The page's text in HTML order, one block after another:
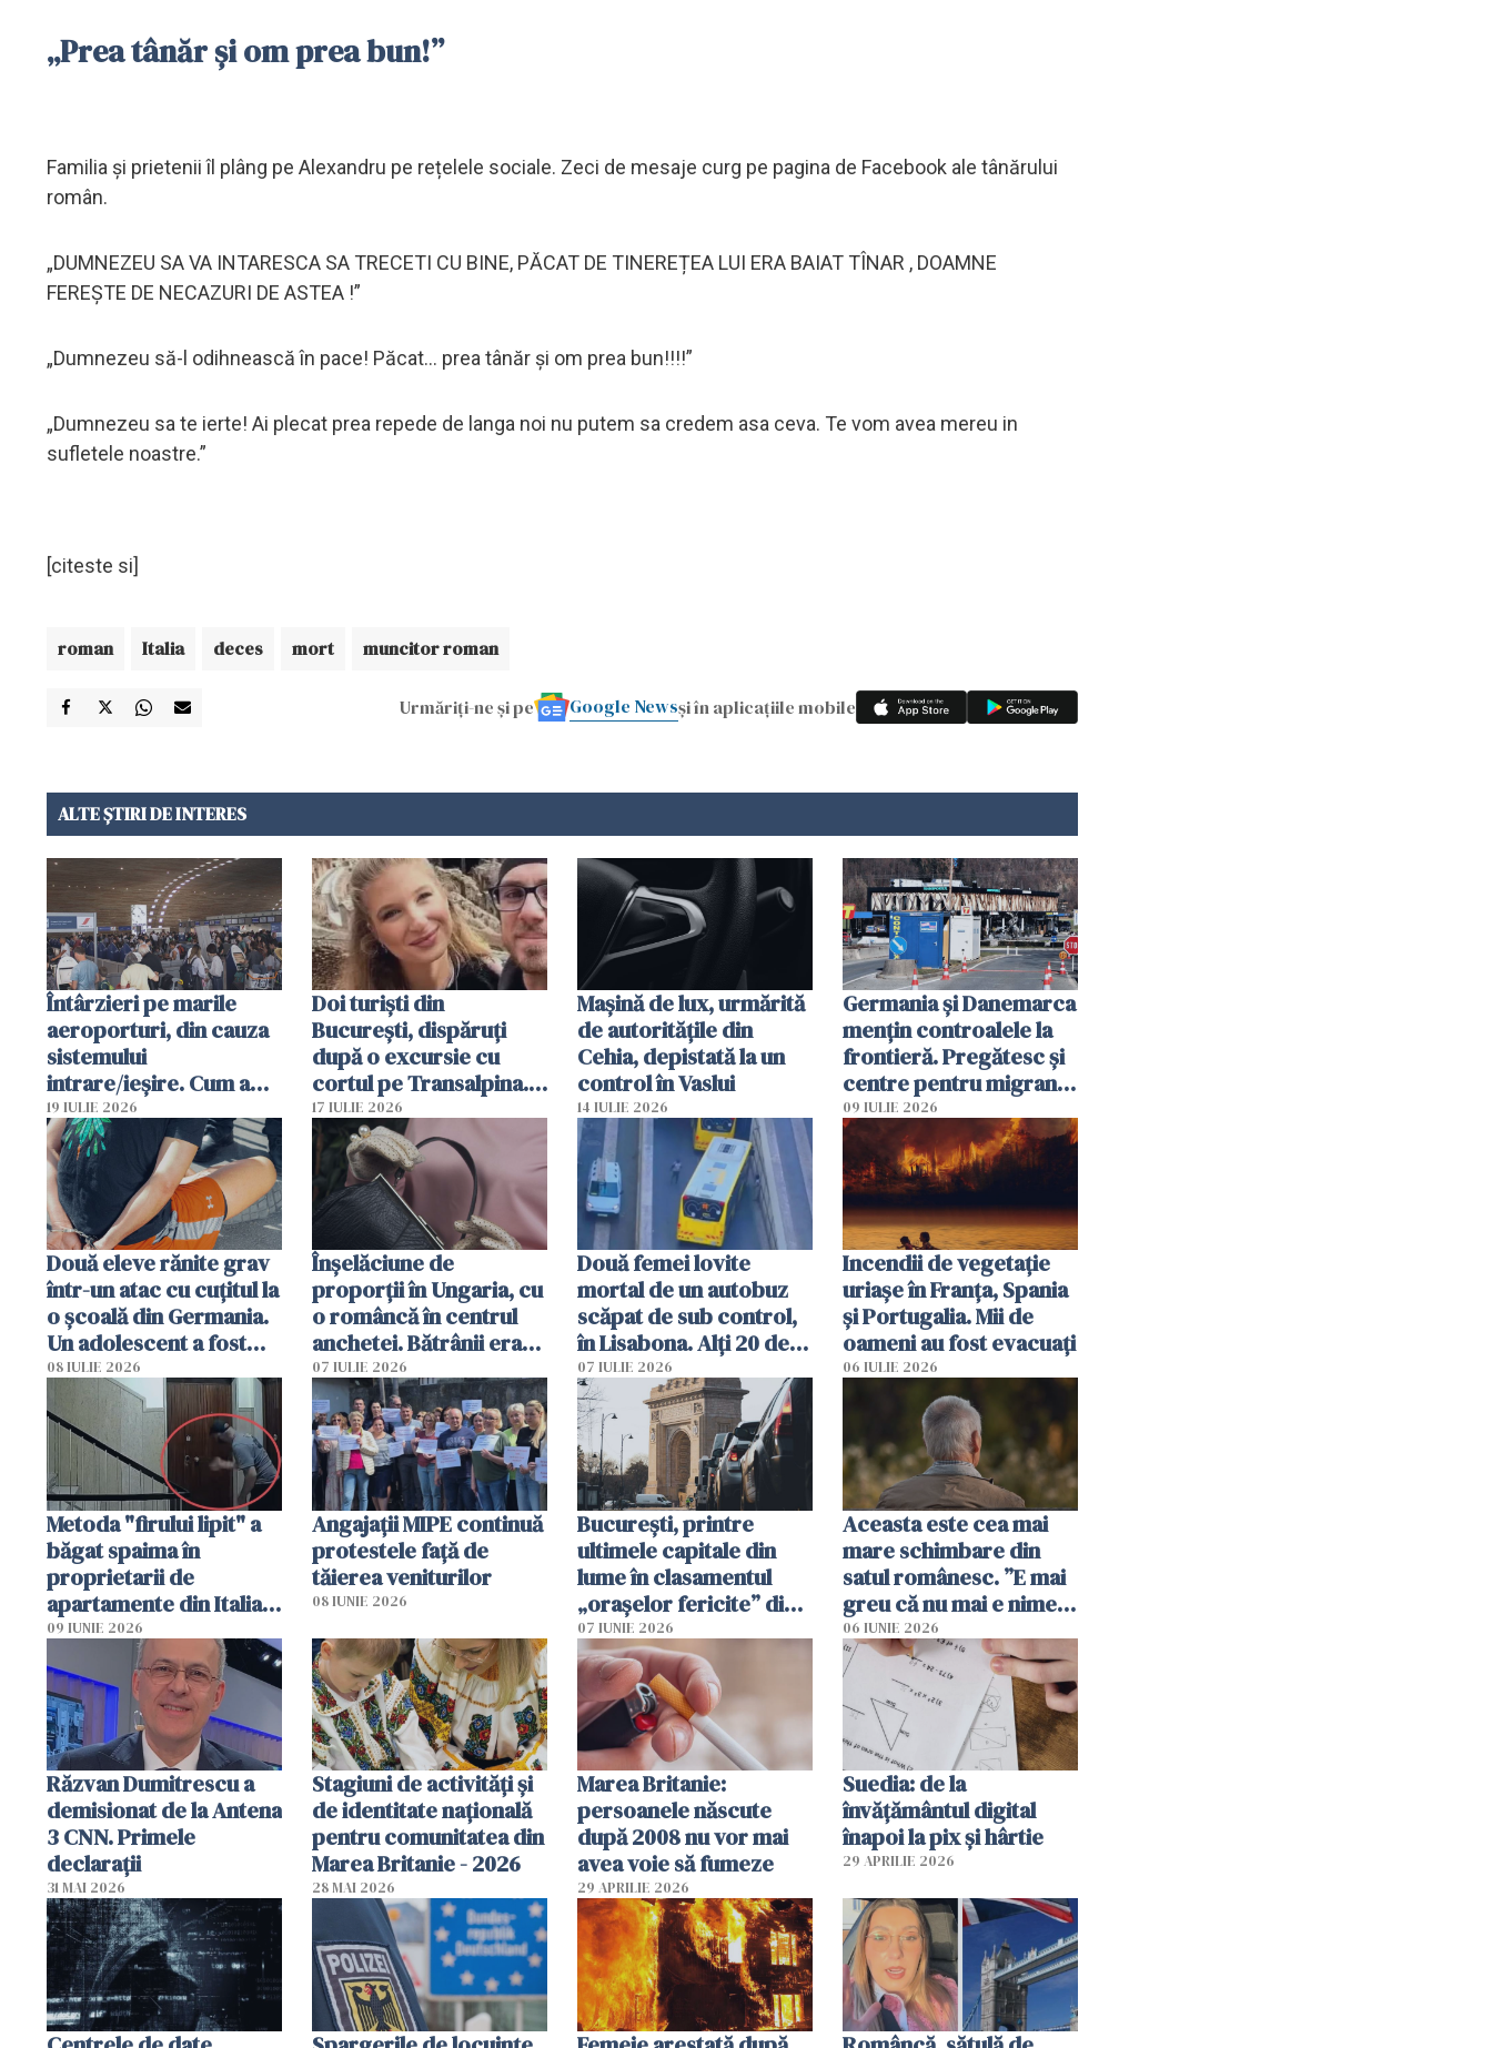
„Prea tânăr și om prea bun!”
Familia și prietenii îl plâng pe Alexandru pe rețelele sociale. Zeci de mesaje curg pe pagina de Facebook ale tânărului
român.
„DUMNEZEU SA VA INTARESCA SA TRECETI CU BINE, PĂCAT DE TINEREȚEA LUI ERA BAIAT TÎNAR , DOAMNE
FEREȘTE DE NECAZURI DE ASTEA !”
„Dumnezeu să-l odihnească în pace! Păcat... prea tânăr și om prea bun!!!!”
„Dumnezeu sa te ierte! Ai plecat prea repede de langa noi nu putem sa credem asa ceva. Te vom avea mereu in
sufletele noastre.”
[citeste si]
roman Italia deces mort muncitor roman
Urmăriți-ne și pe Google Newsși în aplicațiile mobile
ALTE ȘTIRI DE INTERES
Întârzieri pe marile
aeroporturi, din cauza
sistemului
intrare/ieșire. Cum a
ajuns o femeie să fie
arestată în Cluj-Napoca
19 IULIE 2026
Doi turiști din
București, dispăruți
după o excursie cu
cortul pe Transalpina.
Poliția și familia îi caută
17 IULIE 2026
Mașină de lux, urmărită
de autoritățile din
Cehia, depistată la un
control în Vaslui
14 IULIE 2026
Germania și Danemarca
mențin controalele la
frontieră. Pregătesc și
centre pentru migranții
respinși din UE
09 IULIE 2026
Două eleve rănite grav
într-un atac cu cuțitul la
o școală din Germania.
Un adolescent a fost
arestat
08 IULIE 2026
Înșelăciune de
proporții în Ungaria, cu
o româncă în centrul
anchetei. Bătrânii erau
puși să lase la poartă
genți cu aur și bani
07 IULIE 2026
Două femei lovite
mortal de un autobuz
scăpat de sub control,
în Lisabona. Alți 20 de
oameni sunt răniți
07 IULIE 2026
Incendii de vegetație
uriașe în Franța, Spania
și Portugalia. Mii de
oameni au fost evacuați
06 IULIE 2026
Metoda "firului lipit" a
băgat spaima în
proprietarii de
apartamente din Italia.
Poliția, sesizată
09 IUNIE 2026
Angajaţii MIPE continuă
protestele faţă de
tăierea veniturilor
08 IUNIE 2026
București, printre
ultimele capitale din
lume în clasamentul
„orașelor fericite” din
2026
07 IUNIE 2026
Aceasta este cea mai
mare schimbare din
satul românesc. ”E mai
greu că nu mai e nimeni
pe-aici, prin jur”
06 IUNIE 2026
Răzvan Dumitrescu a
demisionat de la Antena
3 CNN. Primele
declarații
31 MAI 2026
Stagiuni de activități și
de identitate națională
pentru comunitatea din
Marea Britanie - 2026
28 MAI 2026
Marea Britanie:
persoanele născute
după 2008 nu vor mai
avea voie să fumeze
29 APRILIE 2026
Suedia: de la
învățământul digital
înapoi la pix și hârtie
29 APRILIE 2026